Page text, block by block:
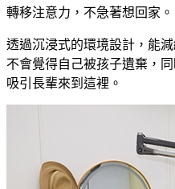
轉移注意力，不急著想回家。
透過沉浸式的環境設計，能
不會覺得自己被孩子遺棄，
吸引長輩來到這裡。